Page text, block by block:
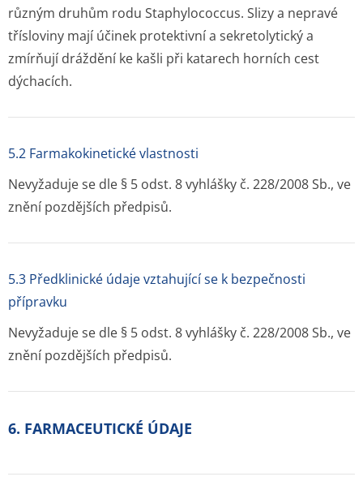
různým druhům rodu Staphylococcus. Slizy a nepravé
třísloviny mají účinek protektivní a sekretolytický a
zmírňují dráždění ke kašli při katarech horních cest
dýchacích.
5.2 Farmakokinetické vlastnosti
Nevyžaduje se dle § 5 odst. 8 vyhlášky č. 228/2008 Sb., ve
znění pozdějších předpisů.
5.3 Předklinické údaje vztahující se k bezpečnosti
přípravku
Nevyžaduje se dle § 5 odst. 8 vyhlášky č. 228/2008 Sb., ve
znění pozdějších předpisů.
6. FARMACEUTICKÉ ÚDAJE